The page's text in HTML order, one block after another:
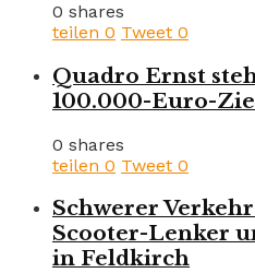
0 shares
teilen 0 Tweet 0
Quadro Ernst
100.000-Euro-
0 shares
teilen 0 Tweet 0
Schwerer
Scooter-Lenker
in Feldkirch